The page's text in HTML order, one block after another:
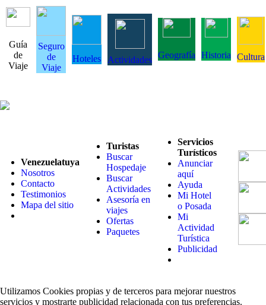
Guía
de
Viaje
Seguro
de
Viaje
Hoteles Actividades Geografía Historia Cultura
Venezuelatuya
Nosotros
Contacto
Testimonios
Mapa del sitio
Turistas
Buscar
Hospedaje
Buscar
Actividades
Asesoría en
viajes
Ofertas
Paquetes
Servicios
Turísticos
Anunciar
aquí
Ayuda
Mi Hotel
o Posada
Mi
Actividad
Turística
Publicidad
Utilizamos Cookies propias y de terceros para mejorar nuestros
servicios y mostrarte publicidad relacionada con tus preferencias.